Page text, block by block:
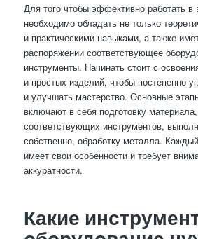
Для того чтобы эффективно работать в
необходимо обладать не только
и практическими навыками, а также
распоряжении соответствующее
инструменты. Начинать стоит с
и простых изделий, чтобы постепенно
и улучшать мастерство. Основные
включают в себя подготовку
соответствующих инструментов,
собственно, обработку металла.
имеет свои особенности и требует
аккуратности.
Какие